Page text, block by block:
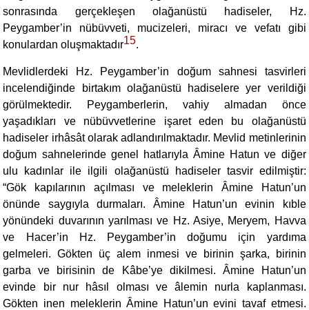
sonrasında gerçekleşen olağanüstü hadiseler, Hz.
Peygamber’in nübüvveti, mucizeleri, miracı ve vefatı gibi
konulardan oluşmaktadır15.
Mevlidlerdeki Hz. Peygamber’in doğum sahnesi tasvirleri
incelendiğinde birtakım olağanüstü hadiselere yer verildiği
görülmektedir. Peygamberlerin, vahiy almadan önce
yaşadıkları ve nübüvvetlerine işaret eden bu olağanüstü
hadiseler irhâsât olarak adlandırılmaktadır. Mevlid metinlerinin
doğum sahnelerinde genel hatlarıyla Âmine Hatun ve diğer
ulu kadınlar ile ilgili olağanüstü hadiseler tasvir edilmiştir:
“Gök kapılarının açılması ve meleklerin Âmine Hatun’un
önünde saygıyla durmaları. Âmine Hatun’un evinin kıble
yönündeki duvarının yarılması ve Hz. Asiye, Meryem, Havva
ve Hacer’in Hz. Peygamber’in doğumu için yardıma
gelmeleri. Gökten üç alem inmesi ve birinin şarka, birinin
garba ve birisinin de Kâbe’ye dikilmesi. Âmine Hatun’un
evinde bir nur hâsıl olması ve âlemin nurla kaplanması.
Gökten inen meleklerin Âmine Hatun’un evini tavaf etmesi.